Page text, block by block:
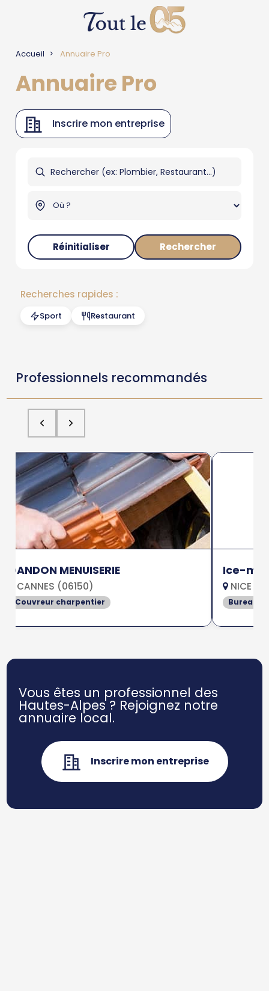
Accueil Annuaire Pro
Annuaire Pro
Inscrire mon entreprise
Recherches rapides :
Sport Restaurant
Réinitialiser Rechercher
Professionnels recommandés
DANDON MENUISERIE
CANNES (06150)
Couvreur charpentier
Ice-
NICE
Bureau
Vous êtes un professionnel des
Hautes-Alpes ? Rejoignez notre
annuaire local.
Inscrire mon entreprise